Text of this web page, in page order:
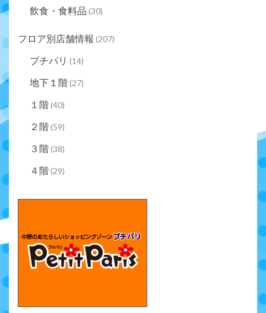
飲食・食料品 (30)
フロア別店舗情報 (207)
プチパリ (14)
地下１階(27)
１階(40)
２階(59)
３階(38)
４階(29)